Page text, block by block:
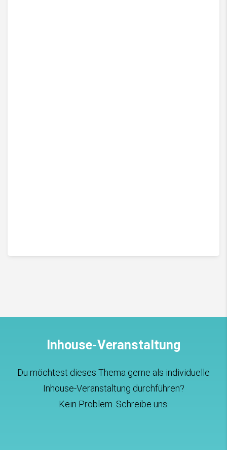
Inhouse-Veranstaltung
Du möchtest dieses Thema gerne als individuelle
Inhouse-Veranstaltung durchführen?
Kein Problem. Schreibe uns.